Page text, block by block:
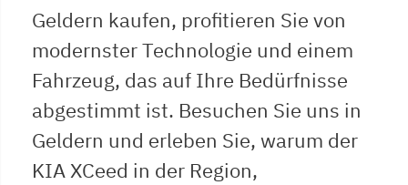
Geldern kaufen, profitieren Sie von
modernster Technologie und einem
Fahrzeug, das auf Ihre Bedürfnisse
abgestimmt ist. Besuchen Sie uns in
Geldern und erleben Sie, warum der
KIA XCeed in der Region,